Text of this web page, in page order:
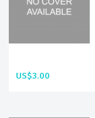
US$3.00